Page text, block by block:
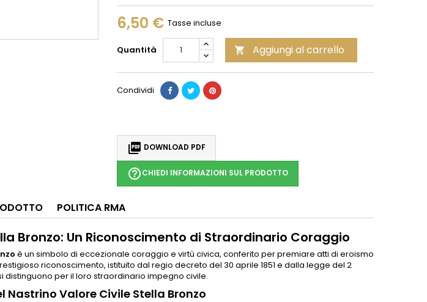
6,50 € Tasse incluse
Quantità  Aggiungi al carrello
Condividi
 DOWNLOAD PDF
help_outlineCHIEDI INFORMAZIONI SUL PRODOTTO
POLITICA RMA
Bronzo: Un Riconoscimento di Straordinario Coraggio
è un simbolo di eccezionale coraggio e virtù civica, conferito per premiare atti di eroismo
riconoscimento, istituito dal regio decreto del 30 aprile 1851 e dalla legge del 2
distinguono per il loro straordinario impegno civile.
Valore Civile Stella Bronzo